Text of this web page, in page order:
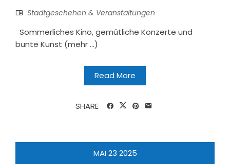
Stadtgeschehen & Veranstaltungen
Sommerliches Kino, gemütliche Konzerte und
bunte Kunst (mehr …)
Read More
SHARE
MAI 23 2025